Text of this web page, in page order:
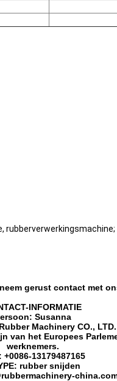
rubberverwerkingsmachine;
gerust contact met
INFORMATIE
Susanna
Machinery CO., LTD.
het Europees
werknemers.
+0086-13179487165
rubber snijden